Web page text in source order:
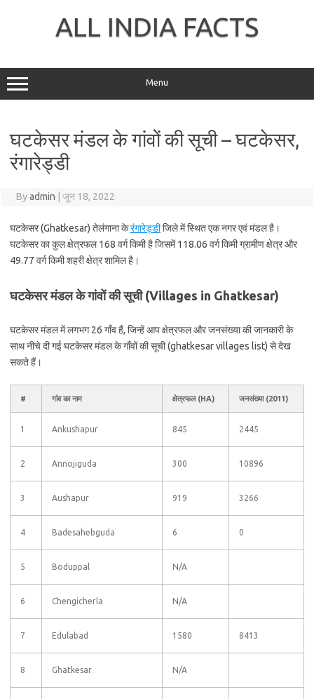
ALL INDIA FACTS
Menu
घटकेसर मंडल के गांवों की सूची – घटकेसर,
रंगारेड्डी
Byadmin जून 18, 2022
घटकेसर (Ghatkesar) तेलंगाना केरंगारेड्डीजिले में स्थित एक नगर एवं मंडल है।
घटकेसर का कुल क्षेत्रफल 168 वर्ग किमी है जिसमें 118.06 वर्ग किमी ग्रामीण क्षेत्र और
49.77 वर्ग किमी शहरी क्षेत्र शामिल है।
घटकेसर मंडल के गांवों की सूची (Villages in Ghatkesar)
घटकेसर मंडल में लगभग 26 गाँव हैं, जिन्हें आप क्षेत्रफल और जनसंख्या की जानकारी के
साथ नीचे दी गई घटकेसर मंडल के गाँवों की सूची (ghatkesar villages list) से देख
सकते हैं।
# गांव का नाम क्षेत्रफल (HA) जनसंख्या (2011)
1 Ankushapur 845 2445
2 Annojiguda 300 10896
3 Aushapur 919 3266
4 Badesahebguda 6 0
5 Boduppal N/A
6 Chengicherla N/A
7 Edulabad 1580 8413
8 Ghatkesar N/A